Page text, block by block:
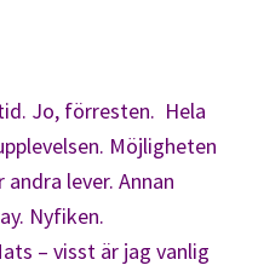
Jo, förresten. Hela
Möjligheten
lever. Annan
Nyfiken.
– visst är jag vanlig